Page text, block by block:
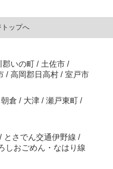
ップへ
いの町 / 土佐市 /
/ 高岡郡日高村 / 室戸市
朝倉 / 大津 / 瀬戸東町 /
/ とさでん交通伊野線 /
しおごめん・なはり線